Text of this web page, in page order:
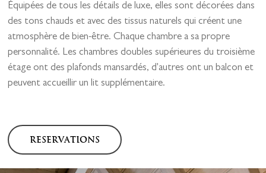
Équipées de tous les détails de luxe, elles sont décorées dans
des tons chauds et avec des tissus naturels qui créent une
atmosphère de bien-être. Chaque chambre a sa propre
personnalité. Les chambres doubles supérieures du troisième
étage ont des plafonds mansardés, d'autres ont un balcon et
peuvent accueillir un lit supplémentaire.
RESERVATIONS